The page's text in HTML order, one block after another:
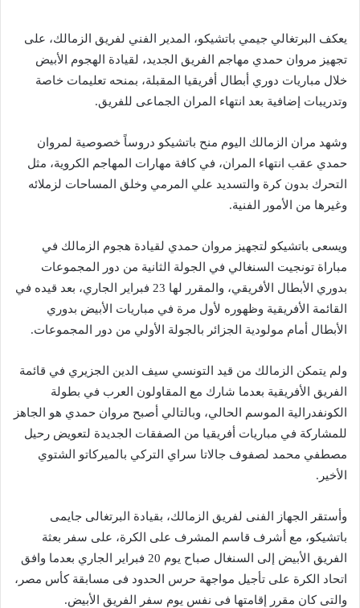
يعكف البرتغالي جيمي باتشيكو، المدير الفني لفريق الزمالك، على
تجهيز مروان حمدي مهاجم الفريق الجديد، لقيادة الهجوم الأبيض
خلال مباريات دوري أبطال أفريقيا المقبلة، بمنحه تعليمات خاصة
وتدريبات إضافية بعد انتهاء المران الجماعى للفريق.
وشهد مران الزمالك اليوم منح باتشيكو دروساً خصوصية لمروان
حمدي عقب انتهاء المران، في كافة مهارات المهاجم الكروية، مثل
التحرك بدون كرة والتسديد علي المرمي وخلق المساحات لزملائه
وغيرها من الأمور الفنية.
ويسعى باتشيكو لتجهيز مروان حمدي لقيادة هجوم الزمالك في
مباراة تونجيت السنغالي في الجولة الثانية من دور المجموعات
بدوري الأبطال الأفريقي، والمقرر لها 23 فبراير الجاري، بعد قيده في
القائمة الأفريقية وظهوره لأول مرة في مباريات الأبيض بدوري
الأبطال أمام مولودية الجزائر بالجولة الأولي من دور المجموعات.
ولم يتمكن الزمالك من قيد التونسي سيف الدين الجزيري في قائمة
الفريق الأفريقية بعدما شارك مع المقاولون العرب في بطولة
الكونفدرالية الموسم الحالي، وبالتالي أصبح مروان حمدي هو الجاهز
للمشاركة في مباريات أفريقيا من الصفقات الجديدة لتعويض رحيل
مصطفي محمد لصفوف جالاتا سراي التركي بالميركاتو الشتوي
الأخير.
وأستقر الجهاز الفنى لفريق الزمالك، بقيادة البرتغالى جايمى
باتشيكو، مع أشرف قاسم المشرف على الكرة، على سفر بعثة
الفريق الأبيض إلى السنغال صباح يوم 20 فبراير الجاري بعدما وافق
اتحاد الكرة على تأجيل مواجهة حرس الحدود فى مسابقة كأس مصر،
والتى كان مقرر إقامتها فى نفس يوم سفر الفريق الأبيض.